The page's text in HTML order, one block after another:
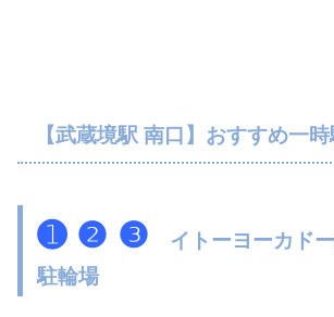
【武蔵境駅 南口】おすすめ一
➊ ❷ ❸ イトーヨーカド
駐輪場